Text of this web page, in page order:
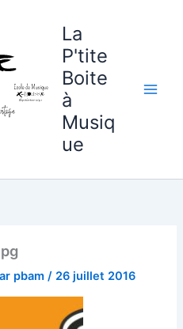
La
P'tite
Boite
à
Musiq
ue
pbam/ 26 juillet 2016